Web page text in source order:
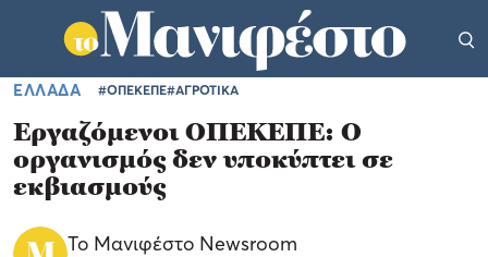
ΕΛΛΑΔΑ #ΟΠΕΚΕΠΕ#ΑΓΡΟΤΙΚΑ
Εργαζόμενοι ΟΠΕΚΕΠΕ: Ο
oργανισμός δεν υποκύπτει σε
εκβιασμούς
Το Μανιφέστο Newsroom